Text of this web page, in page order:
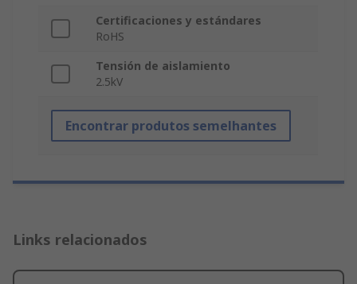
Certificaciones y estándares
RoHS
Tensión de aislamiento
2.5kV
Encontrar produtos semelhantes
Links relacionados